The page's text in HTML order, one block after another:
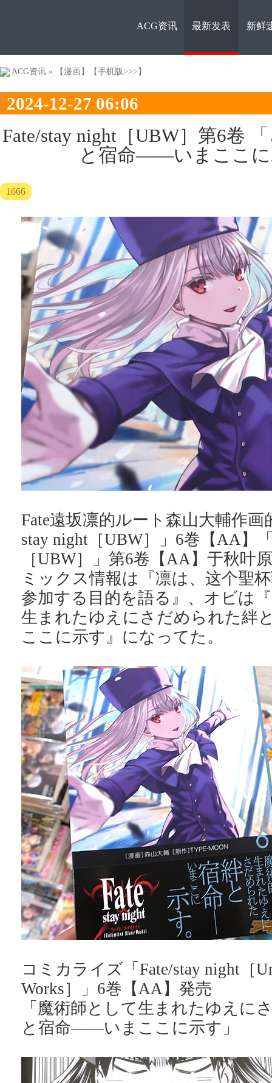
ACG资
ACG资讯 最新发表 新鲜
ACG资讯 » 【漫画】 【手机版>>>】
2024-12-27 06:06
Fate/stay night［UBW］第6卷
と宿命――いまここに
1666
Fate遠坂凛的ルート森山大輔作画
stay night［UBW］」6巻【AA】
［UBW］」第6卷【AA】于秋叶
ミックス情報は『凛は、这个聖
参加する目的を語る』、オビは
生まれたゆえにさだめられた
ここに示す』になってた。
コミカライズ「Fate/stay night［
Works］」6巻【AA】発売
「魔術師として生まれたゆえに
と宿命――いまここに示す」